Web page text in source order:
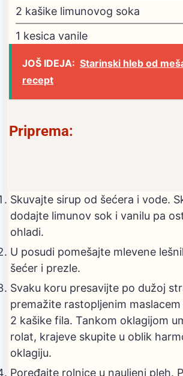
2 kašike limunovog soka
1 kesica vanile
JOŠ IDEJA: Starinski hleb od
recept
Priprema:
Skuvajte sirup od šećera i vode.
dodajte limunov sok i vanilu pa
ohladi.
U posudi pomešajte mlevene
šećer i prezle.
Svaku koru presavijte po dužoj
premažite rastopljenim maslacem
2 kašike fila. Tankom oklagijom
rolat, krajeve skupite u oblik
oklagiju.
Poređajte rolnice u nauljeni pleh.